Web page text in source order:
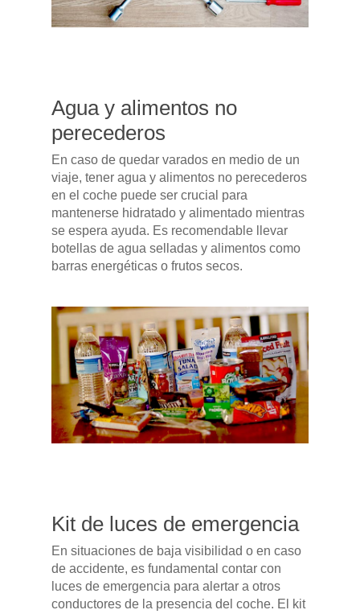
Agua y alimentos no
perecederos
En caso de quedar varados en medio de un
viaje, tener agua y alimentos no perecederos
en el coche puede ser crucial para
mantenerse hidratado y alimentado mientras
se espera ayuda. Es recomendable llevar
botellas de agua selladas y alimentos como
barras energéticas o frutos secos.
Kit de luces de emergencia
En situaciones de baja visibilidad o en caso
de accidente, es fundamental contar con
luces de emergencia para alertar a otros
conductores de la presencia del coche. El kit
DFSK 600
POSTVENTA
Garantías
Mantenimiento
Accesorios
BLOG